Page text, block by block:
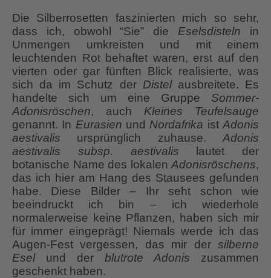
Die Silberrosetten faszinierten mich so sehr,
dass ich, obwohl “Sie” die Eselsdisteln in
Unmengen umkreisten und mit einem
leuchtenden Rot behaftet waren, erst auf den
vierten oder gar fünften Blick realisierte, was
sich da im Schutz der Distelausbreitete. Es
handelte sich um eine Gruppe Sommer-
Adonisröschen, auch Kleines Teufelsauge
genannt. In Eurasien und Nordafrika istAdonis
aestivalis ursprünglich zuhause. Adonis
aestivalis subsp. aestivalis lautet der
botanische Name des lokalen Adonisröschens,
das ich hier am Hang des Stausees gefunden
habe. Diese Bilder – Ihr seht schon wie
beeindruckt ich bin – ich wiederhole
normalerweise keine Pflanzen, haben sich mir
für immer eingeprägt! Niemals werde ich das
Augen-Fest vergessen, das mir der silberne
Eselund der blutrote Adonis zusammen
geschenkt haben.